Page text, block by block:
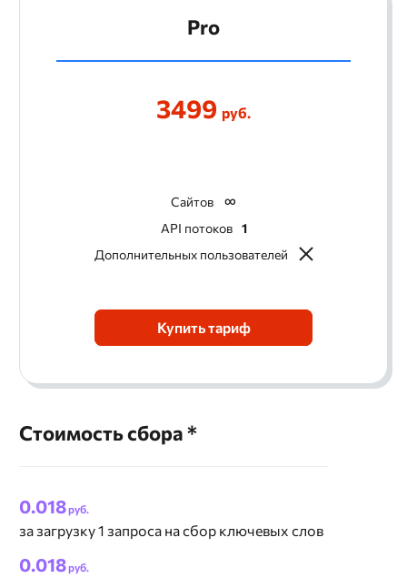
Pro
3499 руб.
Сайтов
API потоков
1
Дополнительных пользователей
Купить тариф
Стоимость сбора *
0.018руб.
за загрузку 1 запроса на сбор ключевых слов
0.018руб.